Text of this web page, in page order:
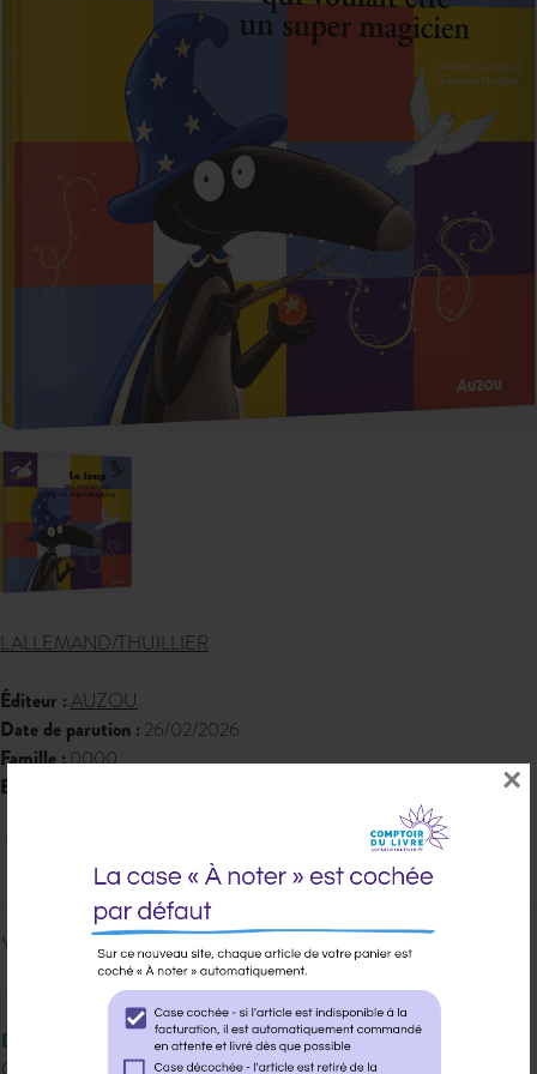
×
LALLEMAND/THUILLIER
Éditeur :AUZOU
Date de parution : 26/02/2026
Famille :0000
EAN 13 :
Veuillez vousconnecterpour ajouter
au panier cet article.
Disponible